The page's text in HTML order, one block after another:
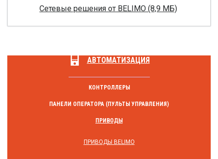
Сетевые решения от BELIMO (8,9 МБ)
АВТОМАТИЗАЦИЯ
КОНТРОЛЛЕРЫ
ПАНЕЛИ ОПЕРАТОРА (ПУЛЬТЫ УПРАВЛЕНИЯ)
ПРИВОДЫ
ПРИВОДЫ BELIMO